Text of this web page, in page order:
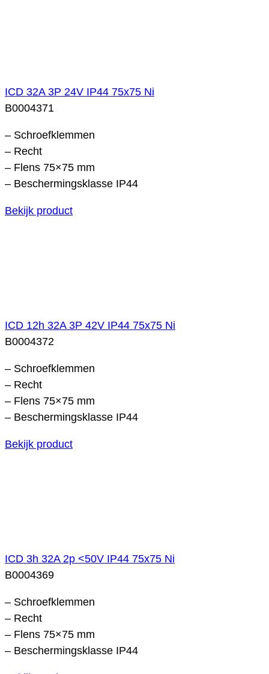
ICD 32A 3P 24V IP44 75x75 Ni
B0004371
– Schroefklemmen
– Recht
– Flens 75×75 mm
– Beschermingsklasse IP44
Bekijk product
ICD 12h 32A 3P 42V IP44 75x75 Ni
B0004372
– Schroefklemmen
– Recht
– Flens 75×75 mm
– Beschermingsklasse IP44
Bekijk product
ICD 3h 32A 2p <50V IP44 75x75 Ni
B0004369
– Schroefklemmen
– Recht
– Flens 75×75 mm
– Beschermingsklasse IP44